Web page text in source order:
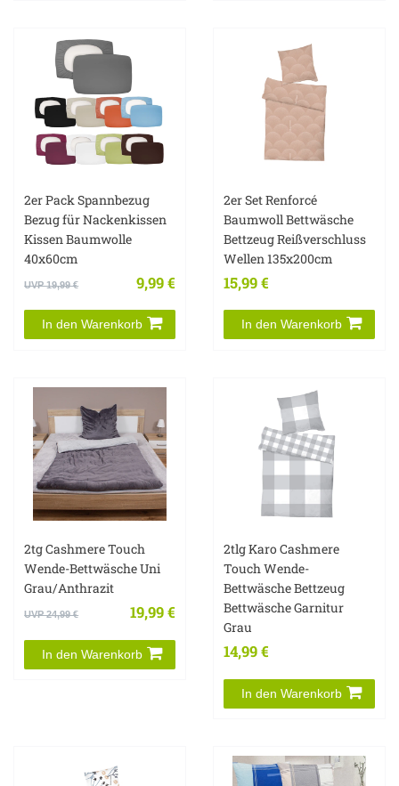
2er Pack Spannbezug
Bezug für Nackenkissen
Kissen Baumwolle
40x60cm
UVP 19,99 € 9,99 €
In den Warenkorb
2er Set Renforcé
Baumwoll Bettwäsche
Bettzeug Reißverschluss
Wellen 135x200cm
15,99 €
In den Warenkorb
2tg Cashmere Touch
Wende-Bettwäsche Uni
Grau/Anthrazit
UVP 24,99 € 19,99 €
In den Warenkorb
2tlg Karo Cashmere
Touch Wende-
Bettwäsche Bettzeug
Bettwäsche Garnitur
Grau
14,99 €
In den Warenkorb